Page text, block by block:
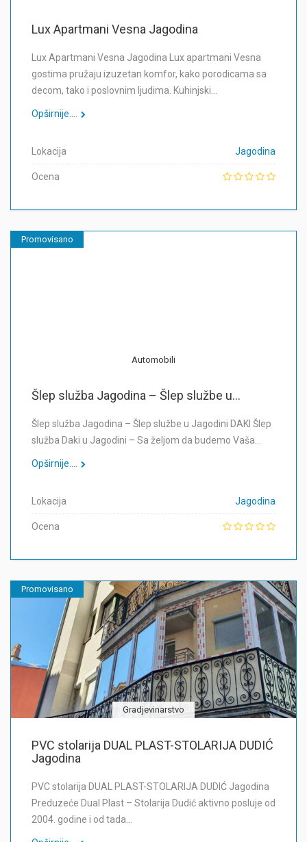
Lux Apartmani Vesna Jagodina
Lux Apartmani Vesna Jagodina Lux apartmani Vesna
gostima pružaju izuzetan komfor, kako porodicama sa
decom, tako i poslovnim ljudima. Kuhinjski…
Opširnije....
Lokacija Jagodina
Ocena
Promovisano
Automobili
Šlep služba Jagodina – Šlep službe u...
Šlep služba Jagodina – Šlep službe u Jagodini DAKI Šlep
služba Daki u Jagodini – Sa željom da budemo Vaša…
Opširnije....
Lokacija Jagodina
Ocena
Promovisano
Gradjevinarstvo
PVC stolarija DUAL PLAST-STOLARIJA DUDIĆ
Jagodina
PVC stolarija DUAL PLAST-STOLARIJA DUDIĆ Jagodina
Preduzeće Dual Plast – Stolarija Dudić aktivno posluje od
2004. godine i od tada…